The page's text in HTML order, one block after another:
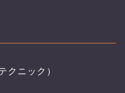
クニック）